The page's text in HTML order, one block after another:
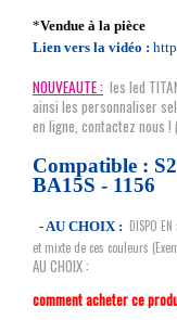
*Vendue à la pièce
Lien vers la vidéo :
NOUVEAUTE : les led
ainsi les personnaliser
en ligne, contactez nous !
Compatible :
BA15S - 1156
- AU CHOIX : DISPO
et mixte de ces couleurs
AU CHOIX :
comment acheter ce